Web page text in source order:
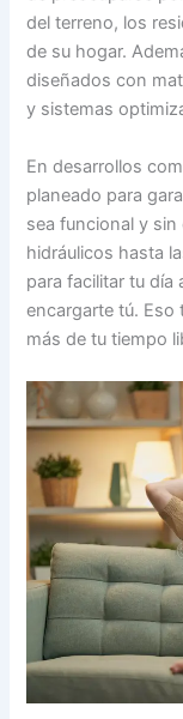
del terreno, los
de su hogar.
diseñados con
y sistemas
En desarrollos
planeado para
sea funcional y
hidráulicos hasta
para facilitar tu día
encargarte tú. Eso
más de tu tiempo